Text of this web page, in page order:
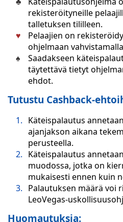
rekisteröityneille
talletuksen tililleen.
Pelaajien on
ohjelmaan
Saadakseen
täytettävä tietyt
ehdot.
Tutustu Cashback-
Käteispalautus
ajanjakson aikana
perusteella.
Käteispalautus
muodossa, jotka on
mukaisesti ennen kuin
Palautuksen määrä voi
LeoVegas-
Huomautuksia: